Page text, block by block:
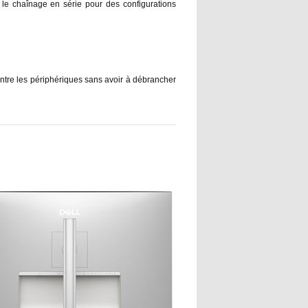
chaînage en série pour des configurations
les périphériques sans avoir à débrancher